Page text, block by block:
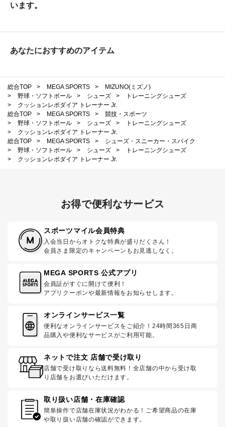
います。
あなたにおすすめのアイテム
総合TOP > MEGA SPORTS >
MIZUNO(ミズノ)
>
野球・ソフトボール > シューズ >
トレーニングシューズ
>
クッションレボダイア トレーナー Jr.
総合TOP
> MEGA SPORTS >
競技・スポーツ
>
野球・ソフトボール > シューズ >
トレーニングシューズ
>
クッションレボダイア トレーナー Jr.
総合TOP
> MEGA SPORTS >
シューズ・スニーカー・スパイク
>
野球・ソフトボール > シューズ >
トレーニングシューズ
>
クッションレボダイア トレーナー Jr.
お得で便利なサービス
スポーツマイル会員特典
入会当日からオトクな特典が盛りだくさん！
会員さま限定のキャンペーンもお見逃しなく。
MEGA SPORTS 公式アプリ
会員証がすぐに開けて便利！
アプリクーポンや最新情報をお知らせします。
オンラインサービス一覧
便利なオンラインサービスをご紹介！24時間365日商
品購入や便利なサービスがご利用可能。
ネットで注文 店舗で受け取り
店舗で受け取りなら送料無料！全店舗の中から受け取
り店舗をお選びいただけます。
取り扱い店舗・在庫確認
簡単操作で店舗在庫状況がわかる！ご希望商品の在庫
や取り扱い店舗の確認ができます。